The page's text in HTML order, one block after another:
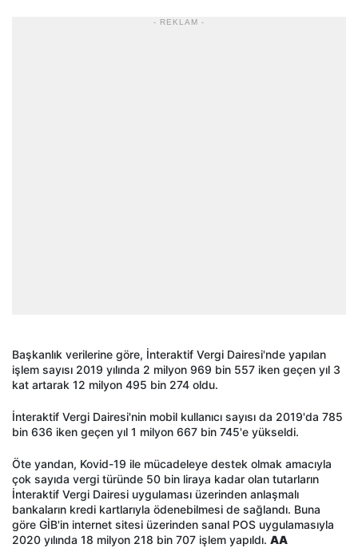
- REKLAM -
Başkanlık verilerine göre, İnteraktif Vergi Dairesi'nde yapılan
işlem sayısı 2019 yılında 2 milyon 969 bin 557 iken geçen yıl 3
kat artarak 12 milyon 495 bin 274 oldu.
İnteraktif Vergi Dairesi'nin mobil kullanıcı sayısı da 2019'da 785
bin 636 iken geçen yıl 1 milyon 667 bin 745'e yükseldi.
Öte yandan, Kovid-19 ile mücadeleye destek olmak amacıyla
çok sayıda vergi türünde 50 bin liraya kadar olan tutarların
İnteraktif Vergi Dairesi uygulaması üzerinden anlaşmalı
bankaların kredi kartlarıyla ödenebilmesi de sağlandı. Buna
göre GİB'in internet sitesi üzerinden sanal POS uygulamasıyla
2020 yılında 18 milyon 218 bin 707 işlem yapıldı. AA